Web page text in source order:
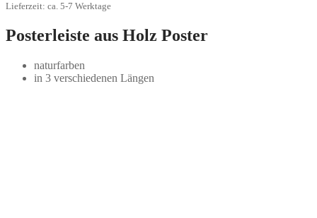
Lieferzeit: ca. 5-7 Werktage
Posterleiste aus Holz Poster
naturfarben
in 3 verschiedenen Längen